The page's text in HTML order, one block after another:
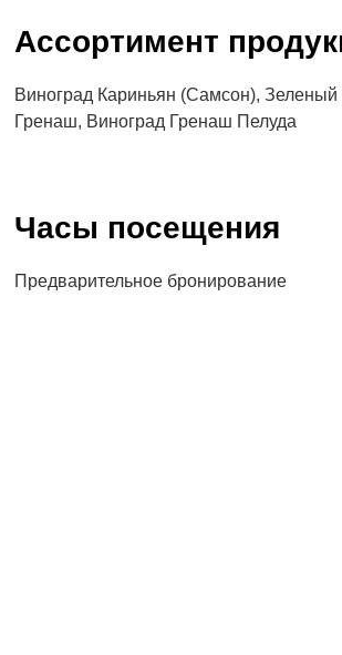
Aссортимент
Виноград Кариньян (Самсон),
Гренаш, Виноград Гренаш Пелуда
Часы посещения
Предварительное бронирование